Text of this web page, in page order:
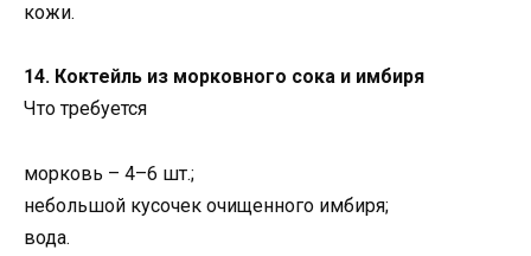
кожи.
14. Коктейль из морковного сока и имбиря
Что требуется
морковь – 4–6 шт.;
небольшой кусочек очищенного имбиря;
вода.